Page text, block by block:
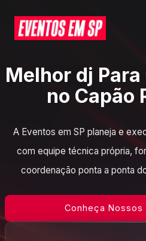
Melhor dj
no Capão
A Eventos em SP planeja e
com equipe técnica própria,
coordenação ponta a ponta
Conheça Nossos